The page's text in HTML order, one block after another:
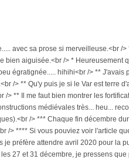
avec sa prose si merveilleuse.<br /
bien aiguisée.<br /> * Heureusement
égratignée..... hihihi<br /> ** J'avais
/> ** Qu'y puis je si le Var est terre
** Il me faut bien montrer les
médiévales très... heu...
/> *** Chaque fin décembre
/> **** Si vous pouviez voir l'article
préfère attendre avril 2020 pour la
27 et 31 décembre, je pressens